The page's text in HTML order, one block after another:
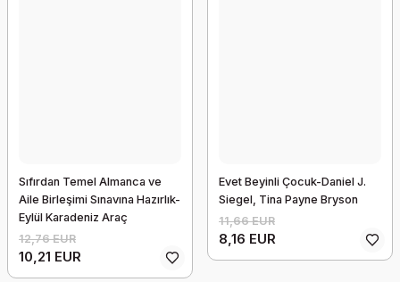
Sıfırdan Temel Almanca ve
Aile Birleşimi Sınavına Hazırlık-
Eylül Karadeniz Araç
12,76 EUR
10,21 EUR
Evet Beyinli Çocuk-Daniel J.
Siegel, Tina Payne Bryson
11,66 EUR
8,16 EUR